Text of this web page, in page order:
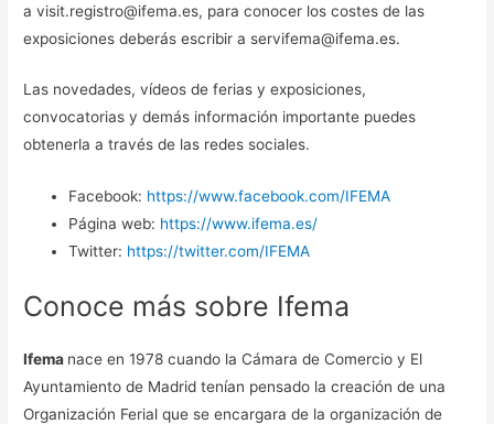
a visit.registro@ifema.es, para conocer los costes de las
exposiciones deberás escribir a servifema@ifema.es.
Las novedades, vídeos de ferias y exposiciones,
convocatorias y demás información importante puedes
obtenerla a través de las redes sociales.
Facebook: https://www.facebook.com/IFEMA
Página web: https://www.ifema.es/
Twitter: https://twitter.com/IFEMA
Conoce más sobre Ifema
Ifema nace en 1978 cuando la Cámara de Comercio y El
Ayuntamiento de Madrid tenían pensado la creación de una
Organización Ferial que se encargara de la organización de